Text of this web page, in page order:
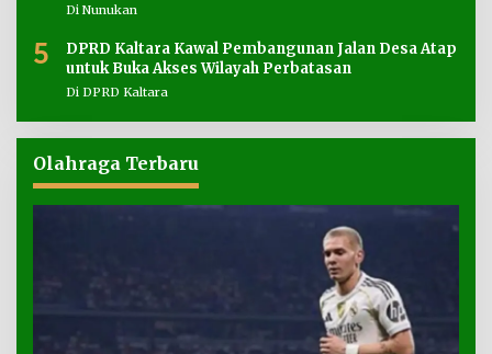
Di Nunukan
5
DPRD Kaltara Kawal Pembangunan Jalan Desa Atap
untuk Buka Akses Wilayah Perbatasan
Di DPRD Kaltara
Olahraga Terbaru